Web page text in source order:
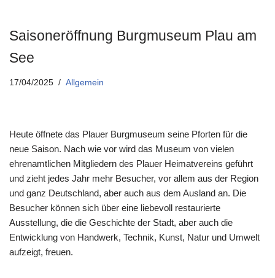
Saisoneröffnung Burgmuseum Plau am
See
17/04/2025 Allgemein
Heute öffnete das Plauer Burgmuseum seine Pforten für die
neue Saison. Nach wie vor wird das Museum von vielen
ehrenamtlichen Mitgliedern des Plauer Heimatvereins geführt
und zieht jedes Jahr mehr Besucher, vor allem aus der Region
und ganz Deutschland, aber auch aus dem Ausland an. Die
Besucher können sich über eine liebevoll restaurierte
Ausstellung, die die Geschichte der Stadt, aber auch die
Entwicklung von Handwerk, Technik, Kunst, Natur und Umwelt
aufzeigt, freuen.